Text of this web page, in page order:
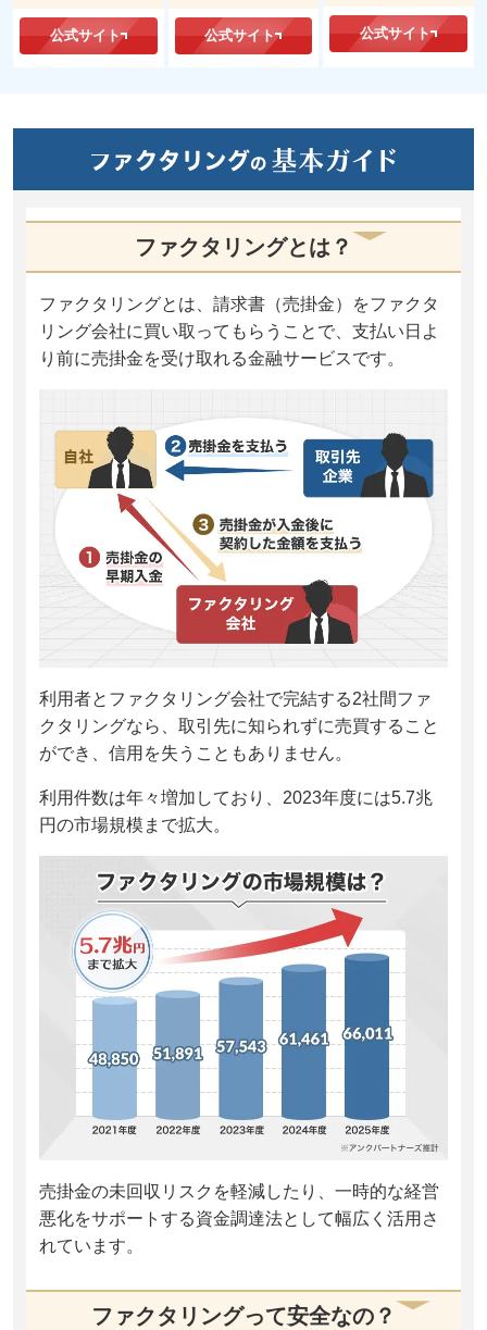
公式サイト 公式サイト 公式サイト
ファクタリングとは？
ファクタリングとは、請求書（売掛金）をファクタ
リング会社に買い取ってもらうことで、支払い日よ
り前に売掛金を受け取れる金融サービスです。
利用者とファクタリング会社で完結する2社間ファ
クタリングなら、取引先に知られずに売買すること
ができ、信用を失うこともありません。
利用件数は年々増加しており、2023年度には5.7兆
円の市場規模まで拡大。
売掛金の未回収リスクを軽減したり、一時的な経営
悪化をサポートする資金調達法として幅広く活用さ
れています。
ファクタリングって安全なの？